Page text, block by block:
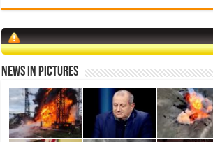
News in Pictures